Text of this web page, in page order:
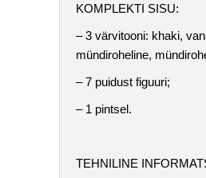
KOMPLEKTI SISU:
– 3 värvitooni: khaki,
mündiroheline,
– 7 puidust figuuri;
– 1 pintsel.
TEHNILINE